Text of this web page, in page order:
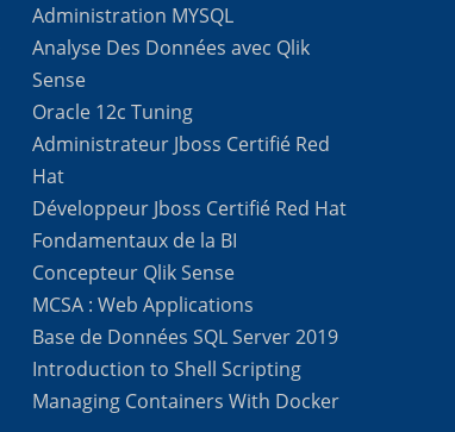
Administration MYSQL
Analyse Des Données avec Qlik
Sense
Oracle 12c Tuning
Administrateur Jboss Certifié Red
Hat
Développeur Jboss Certifié Red Hat
Fondamentaux de la BI
Concepteur Qlik Sense
MCSA : Web Applications
Base de Données SQL Server 2019
Introduction to Shell Scripting
Managing Containers With Docker